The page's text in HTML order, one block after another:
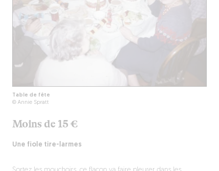
Table de fête
© Annie Spratt
Moins de 15 €
Une fiole tire-larmes